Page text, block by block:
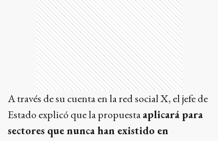
A través de su cuenta en la red social X, el jefe de
Estado explicó que la propuestaaplicará para
sectores que nunca han existido en